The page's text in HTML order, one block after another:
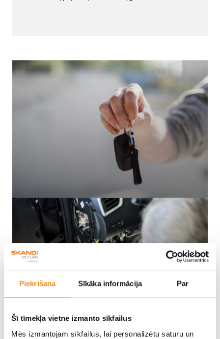
Piekrišana Sīkāka informācija Par
Šī tīmekļa vietne izmanto sīkfailus
Mēs izmantojam sīkfailus, lai personalizētu saturu un